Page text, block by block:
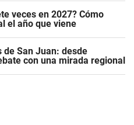
veces en 2027? Cómo
el año que viene
de San Juan: desde
con una mirada regional